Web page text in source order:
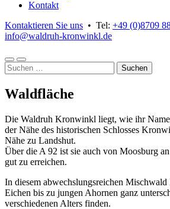
Kontakt
Kontaktieren Sie uns • Tel: +49 (0)8709
info@waldruh-kronwinkl.de
Suchformular
anzeigen
Kontaktdaten
anzeigen
Suchen
nach:
Waldfläche
Die Waldruh Kron­winkl liegt, wie ihr Name
der Nähe des histo­ri­schen Schlos­ses
Nähe zu Lands­hut.
Über die A 92 ist sie auch von Moos­burg
gut zu erreichen.
In diesem abwechs­lungs­rei­chen Misch­wald
Eichen bis zu jungen Ahor­nen ganz
verschie­de­nen Alters finden.